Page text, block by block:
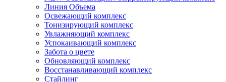
Линия Объема
Освежающий комплекс
Тонизирующий комплекс
Увлажняющий комплекс
Успокаивающий комплекс
Забота о цвете
Обновляющий комплекс
Восстанавливающий комплекс
Стайлинг